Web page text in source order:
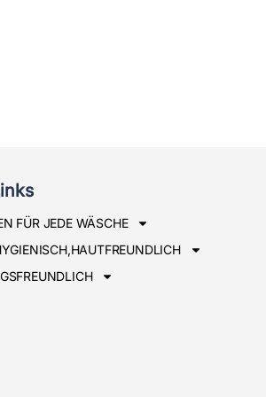
FÜR JEDE WÄSCHE